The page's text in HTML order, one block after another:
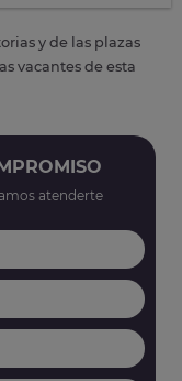
y de las plazas
vacantes de esta
atenderte